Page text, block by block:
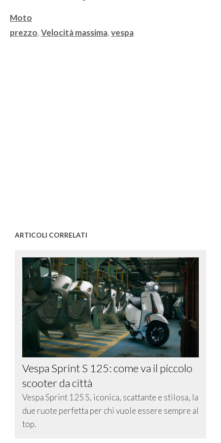
Categorie
Moto
Tag
prezzo,Velocità massima,vespa
ARTICOLI CORRELATI
Vespa Sprint S 125: come va il piccolo
scooter da città
Vespa Sprint 125 S, iconica, scattante e stilosa, la
due ruote perfetta per chi vuole essere sempre al
top.